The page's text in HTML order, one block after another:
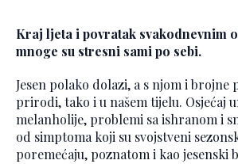
Kraj ljeta i povratak svakodnevnim
mnoge su stresni sami po sebi.
Jesen polako dolazi, a s njom i brojne
prirodi, tako i u našem tijelu. Osjećaj
melanholije, problemi sa ishranom i
od simptoma koji su svojstveni
poremećaju, poznatom i kao jesenski